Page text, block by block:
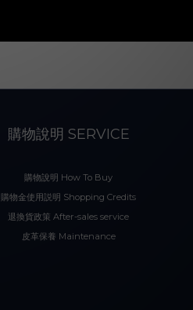
購物說明 SERVICE
購物說明 How To Buy
購物金使用説明 Shopping Credits
退換貨政策 After-sales service
皮革保養 Maintenance